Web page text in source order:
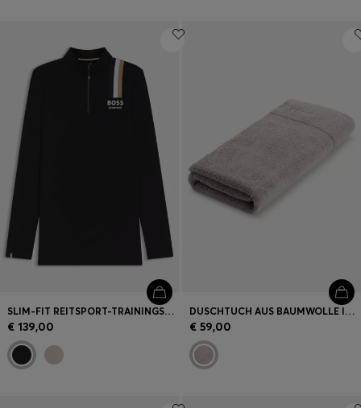
SLIM-FIT REITSPORT-TRAININGSSHIRT AUS POWER-STRETCH-MATERIAL
€ 139,00
DUSCHTUCH AUS BAUMWOLLE IN SILBER MIT LOGO-STICKEREI
€ 59,00